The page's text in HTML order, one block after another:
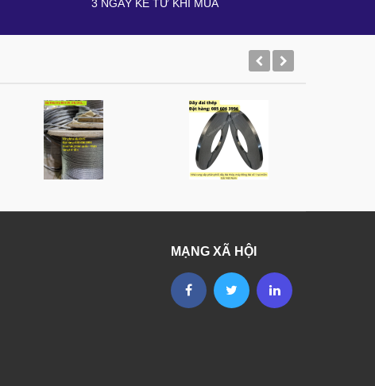
3 NGÀY KỂ TỪ KHI MUA
MẠNG XÃ HỘI